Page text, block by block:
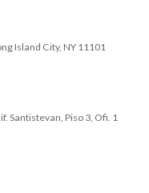
Island City, NY 11101
Santistevan, Piso 3, Ofi. 1